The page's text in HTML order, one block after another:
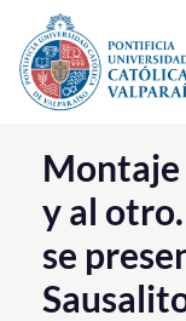
Click acá para ir
La Universidad
Investigación,
PUCV
Vinculación con
Montaje
y al
se